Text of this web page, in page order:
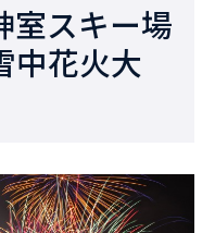
室スキー場
中花火大